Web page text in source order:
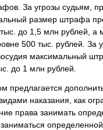
За угрозы судьям,
размер штрафа
тыс. до 1,5 млн рублей, а
500 тыс. рублей. За
максимальный
до 1 млн рублей.
предлагается
наказания, как
права занимать